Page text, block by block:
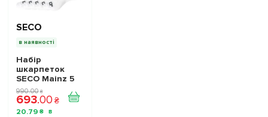
SECO
в наявності
Набір
шкарпеток
SECO Mainz 5
пар колір:
білий
990.00 ₴
693.00 ₴
20.79 ₴